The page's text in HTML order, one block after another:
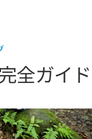
全ガイド